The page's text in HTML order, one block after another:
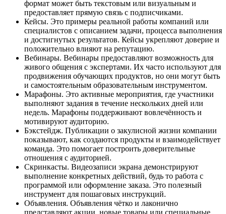
формат может быть текстовым или визуальным и
предоставляет прямую связь с подписчиками.
Кейсы. Это примеры реальной работы компаний или
специалистов с описанием задачи, процесса выполнения
и достигнутых результатов. Кейсы укрепляют доверие и
положительно влияют на репутацию.
Вебинары. Вебинары предоставляют возможность для
живого общения с экспертами. Их часто используют для
продвижения обучающих продуктов, но они могут быть
и самостоятельным образовательным инструментом.
Марафоны. Это активные мероприятия, где участники
выполняют задания в течение нескольких дней или
недель. Марафоны поддерживают вовлечённость и
мотивируют аудиторию.
Бэкстейдж. Публикации о закулисной жизни компании
показывают, как создаются продукты и взаимодействует
команда. Это помогает построить доверительные
отношения с аудиторией.
Скринкасты. Видеозаписи экрана демонстрируют
выполнение конкретных действий, будь то работа с
программой или оформление заказа. Это полезный
инструмент для пошаговых инструкций.
Объявления. Объявления чётко и лаконично